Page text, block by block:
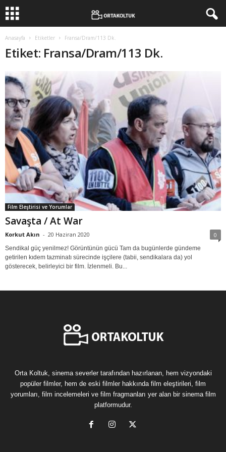
Anasayfa Etiketler Fransa/Dram/113 Dk.
Etiket: Fransa/Dram/113 Dk.
Film Eleştirisi ve Yorumlar
Savaşta / At War
Korkut Akın - 20 Haziran 2020 0
Sendikal güç yenilmez! Görüntünün gücü Tam da bugünlerde gündeme
getirilen kıdem tazminatı sürecinde işçilere (tabii, sendikalara da) yol
gösterecek, belirleyici bir film. İzlenmeli. Bu...
Orta Koltuk, sinema severler tarafından hazırlanan, hem vizyondaki
popüler filmler, hem de eski filmler hakkında film eleştirileri, film
yorumları, film incelemeleri ve film fragmanları yer alan bir sinema film
platformudur.